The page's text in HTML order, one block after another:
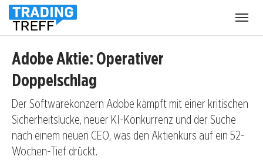
Adobe Aktie: Operativer
Doppelschlag
Der Softwarekonzern Adobe kämpft mit einer kritischen
Sicherheitslücke, neuer KI-Konkurrenz und der Suche
nach einem neuen CEO, was den Aktienkurs auf ein 52-
Wochen-Tief drückt.